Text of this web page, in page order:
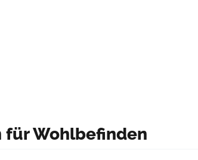
für Wohlbefinden